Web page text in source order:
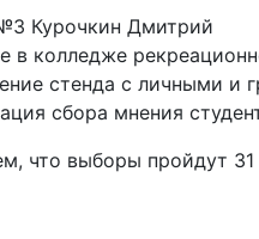
Курочкин Дмитрий
в колледже
стенда с личными и
сбора мнения
что выборы пройдут 31